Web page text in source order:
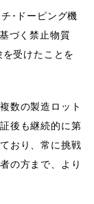
･ドーピング機
づく禁止物質
受けたことを
数の製造ロット
後も継続的に第
おり、常に挑戦
の方まで、より